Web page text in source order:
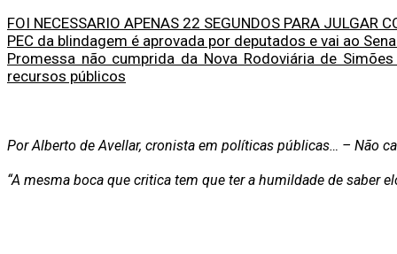
FOI NECESSARIO APENAS 22 SEGUNDOS PARA JULGAR
PEC da blindagem é aprovada por deputados e vai ao
Promessa não cumprida da Nova Rodoviária de
recursos públicos
Por Alberto de Avellar, cronista em políticas públicas… – Não
“A mesma boca que critica tem que ter a humildade de saber